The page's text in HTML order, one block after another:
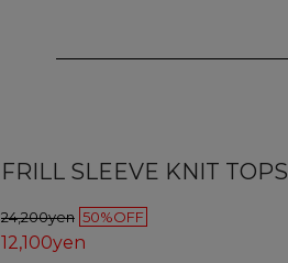
FRILL SLEEVE KNIT TOPS
24,200yen 50%OFF
12,100yen